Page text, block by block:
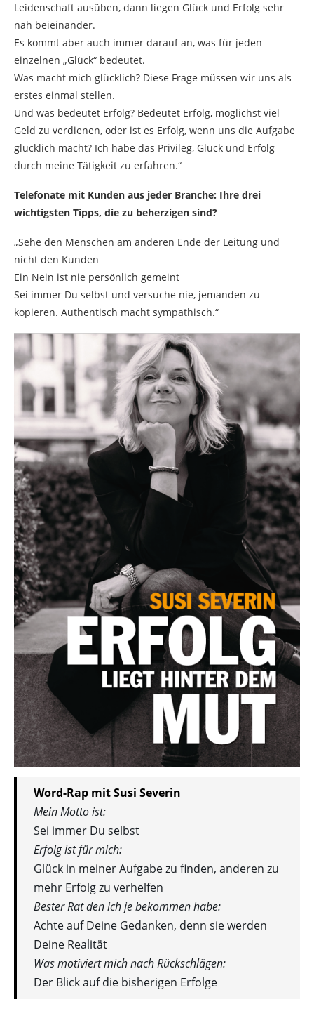
Leidenschaft ausüben, dann liegen Glück und Erfolg sehr
nah beieinander.
Es kommt aber auch immer darauf an, was für jeden
einzelnen „Glück“ bedeutet.
Was macht mich glücklich? Diese Frage müssen wir uns als
erstes einmal stellen.
Und was bedeutet Erfolg? Bedeutet Erfolg, möglichst viel
Geld zu verdienen, oder ist es Erfolg, wenn uns die Aufgabe
glücklich macht? Ich habe das Privileg, Glück und Erfolg
durch meine Tätigkeit zu erfahren.“
Telefonate mit Kunden aus jeder Branche: Ihre drei
wichtigsten Tipps, die zu beherzigen sind?
„Sehe den Menschen am anderen Ende der Leitung und
nicht den Kunden
Ein Nein ist nie persönlich gemeint
Sei immer Du selbst und versuche nie, jemanden zu
kopieren. Authentisch macht sympathisch.“
Word-Rap mit Susi Severin
Mein Motto ist:
Sei immer Du selbst
Erfolg ist für mich:
Glück in meiner Aufgabe zu finden, anderen zu
mehr Erfolg zu verhelfen
Bester Rat den ich je bekommen habe:
Achte auf Deine Gedanken, denn sie werden
Deine Realität
Was motiviert mich nach Rückschlägen:
Der Blick auf die bisherigen Erfolge